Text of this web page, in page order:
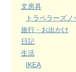
文房具
トラベラーズノ
旅行・お出かけ
日記
生活
IKEA